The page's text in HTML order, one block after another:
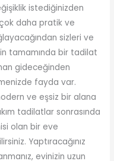
istediğinizden
daha pratik ve
sizleri ve
tamamında bir tadilat
gideceğinden
fayda var.
ve eşsiz bir alana
tadilatlar sonrasında
olan bir eve
Yaptıracağınız
evinizin uzun